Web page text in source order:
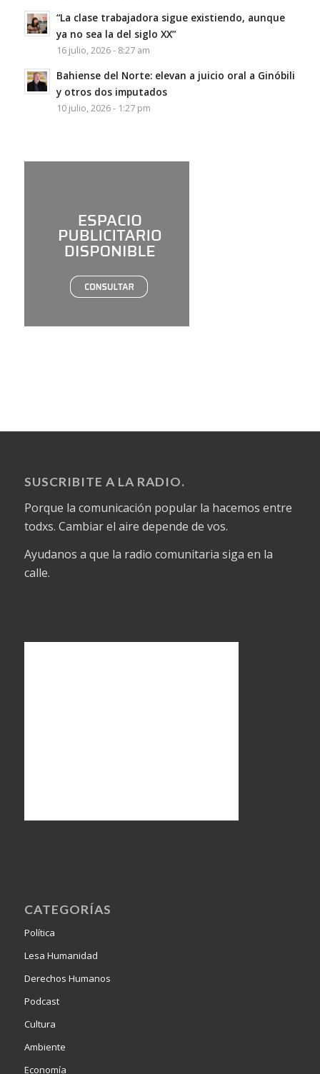
“La clase trabajadora sigue existiendo, aunque
ya no sea la del siglo XX”
16 julio, 2026 - 8:27 am
Bahiense del Norte: elevan a juicio oral a Ginóbili
y otros dos imputados
10 julio, 2026 - 1:27 pm
SUSCRIBITE A LA RADIO.
Porque la comunicación popular la hacemos entre
todxs. Cambiar el aire depende de vos.
Ayudanos a que la radio comunitaria siga en la
calle.
CATEGORÍAS
Política
Lesa Humanidad
Derechos Humanos
Podcast
Cultura
Ambiente
Economía